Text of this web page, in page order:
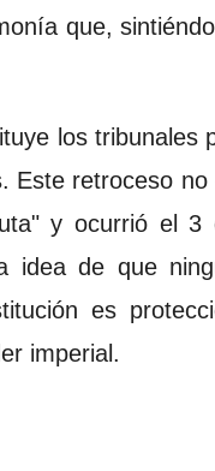
que,
los tribunales
Este retroceso no
y ocurrió el 3
idea de que
es
imperial.